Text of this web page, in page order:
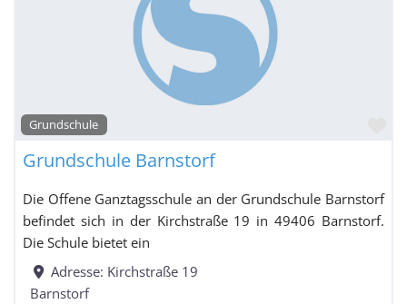
Integrierte Gesamtschule / Schule mit
Gesamtschulcharakter / Freie Waldorfschule mit
Förderschulklassen
Gesamtschulcharakter / Freie Waldorfschule mit
Grundschulzweig
Kolleg
Gesamtschule
Grundschule
Grundschule Barnstorf
Die Offene Ganztagsschule an der Grundschule Barnstorf
befindet sich in der Kirchstraße 19 in 49406 Barnstorf.
Die Schule bietet ein
Adresse: Kirchstraße 19
Barnstorf